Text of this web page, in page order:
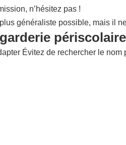
n’hésitez pas !
généraliste possible, mais il
Évitez de rechercher le